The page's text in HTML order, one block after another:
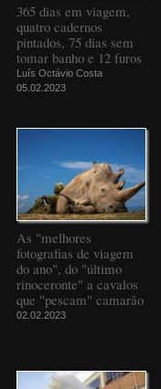
365 dias em viagem,
quatro cadernos
pintados, 75 dias sem
tomar banho e 12 furos
Luís Octávio Costa
05.02.2023
As "melhores
fotografias de viagem
do ano", do "último
rinoceronte" a cavalos
que "pescam" camarão
02.02.2023